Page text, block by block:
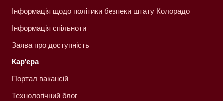
Інформація щодо політики безпеки штату Колорадо
Інформація спільноти
Заява про доступність
Кар'єра
Портал вакансій
Технологічний блог